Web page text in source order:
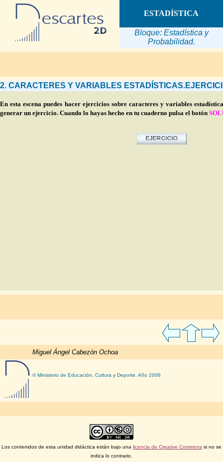
ESTADÍSTICA
Bloque: Estadística y
Probabilidad.
2. CARACTERES Y VARIABLES
En esta escena puedes hacer ejercicios sobre caracteres y variables
generar un ejercicio. Cuando lo hayas hecho en tu cuaderno pulsa el botón
Miguel Ángel Cabezón Ochoa
© Ministerio de Educación, Cultura y Deporte. Año 2006
Los contenidos de esta unidad didáctica están bajo una licencia de Creative Commons si no se
indica lo contrario.